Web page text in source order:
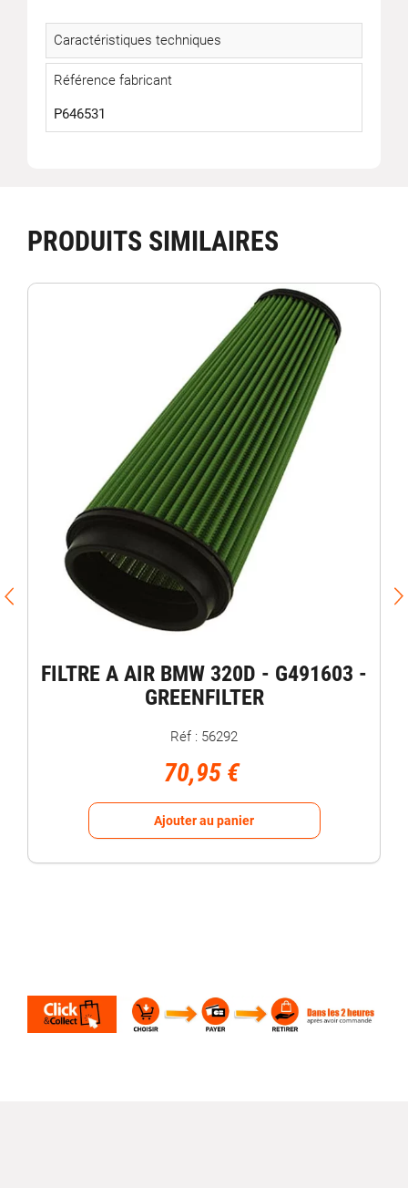
Caractéristiques techniques
Référence fabricant
P646531
PRODUITS SIMILAIRES
FILTRE A AIR BMW 320D - G491603 -
GREENFILTER
Réf : 56292
70,95 €
Ajouter au panier